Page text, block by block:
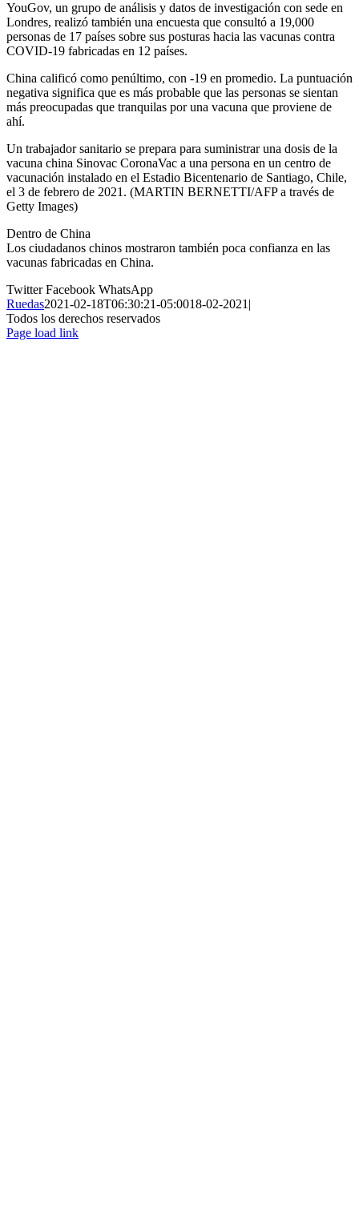
YouGov, un grupo de análisis y datos de investigación con sede en
Londres, realizó también una encuesta que consultó a 19,000
personas de 17 países sobre sus posturas hacia las vacunas contra
COVID-19 fabricadas en 12 países.
China calificó como penúltimo, con -19 en promedio. La puntuación
negativa significa que es más probable que las personas se sientan
más preocupadas que tranquilas por una vacuna que proviene de
ahí.
Un trabajador sanitario se prepara para suministrar una dosis de la
vacuna china Sinovac CoronaVac a una persona en un centro de
vacunación instalado en el Estadio Bicentenario de Santiago, Chile,
el 3 de febrero de 2021. (MARTIN BERNETTI/AFP a través de
Getty Images)
Dentro de China
Los ciudadanos chinos mostraron también poca confianza en las
vacunas fabricadas en China.
TwitterFacebook WhatsApp
Ruedas2021-02-18T06:30:21-05:0018-02-2021|
Todos los derechos reservados
Page load link